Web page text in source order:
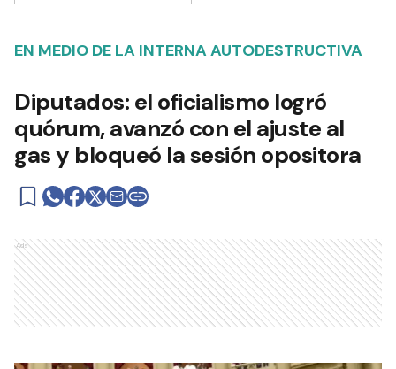
EN MEDIO DE LA INTERNA AUTODESTRUCTIVA
Diputados: el oficialismo logró
quórum, avanzó con el ajuste al
gas y bloqueó la sesión opositora
Ads